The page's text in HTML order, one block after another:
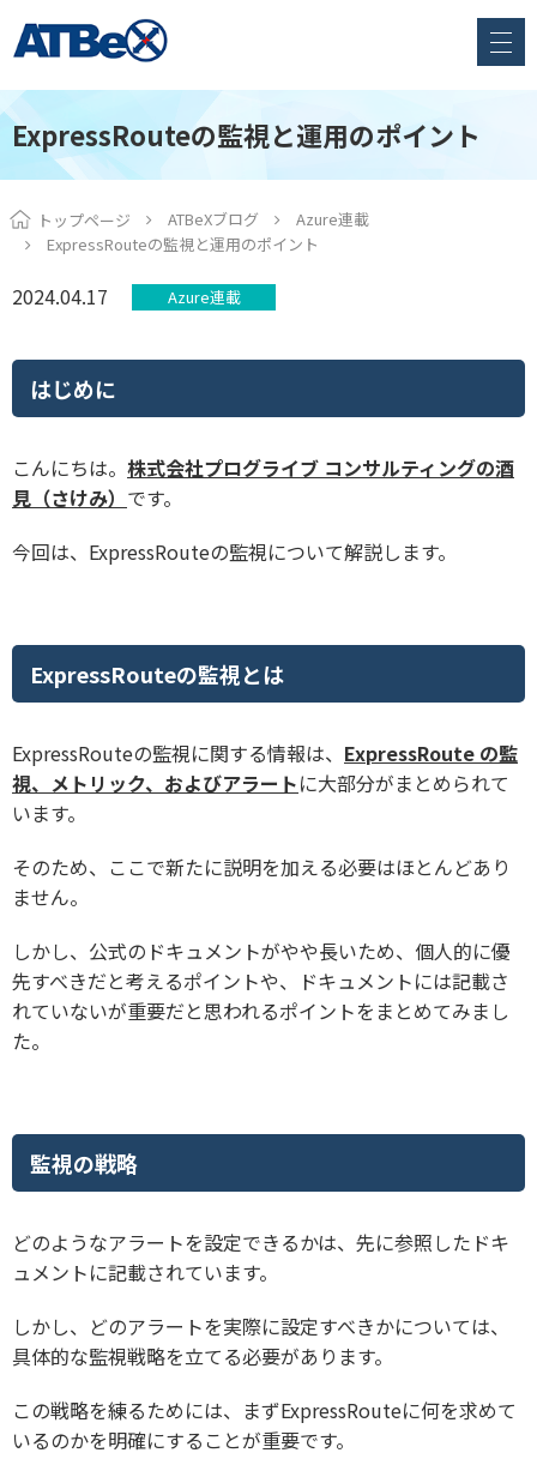
ExpressRouteの監視と運用のポイント
トップページ ATBeXブログ
Azure連載
ExpressRouteの監視と運用のポイント
2024.04.17 Azure連載
はじめに
こんにちは。 株式会社プログライブ コンサルティングの酒
見（さけみ） です。
今回は、ExpressRouteの監視について解説します。
ExpressRouteの監視とは
ExpressRouteの監視に関する情報は、 ExpressRoute の監
視、メトリック、およびアラートに大部分がまとめられて
います。
そのため、ここで新たに説明を加える必要はほとんどあり
ません。
しかし、公式のドキュメントがやや長いため、個人的に優
先すべきだと考えるポイントや、ドキュメントには記載さ
れていないが重要だと思われるポイントをまとめてみまし
た。
監視の戦略
どのようなアラートを設定できるかは、先に参照したドキ
ュメントに記載されています。
しかし、どのアラートを実際に設定すべきかについては、
具体的な監視戦略を立てる必要があります。
この戦略を練るためには、まずExpressRouteに何を求めて
いるのかを明確にすることが重要です。